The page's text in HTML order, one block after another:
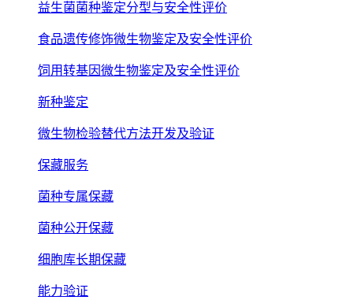
益生菌菌种鉴定分型与安全性评价
食品遗传修饰微生物鉴定及安全性评价
饲用转基因微生物鉴定及安全性评价
新种鉴定
微生物检验替代方法开发及验证
保藏服务
菌种专属保藏
菌种公开保藏
细胞库长期保藏
能力验证